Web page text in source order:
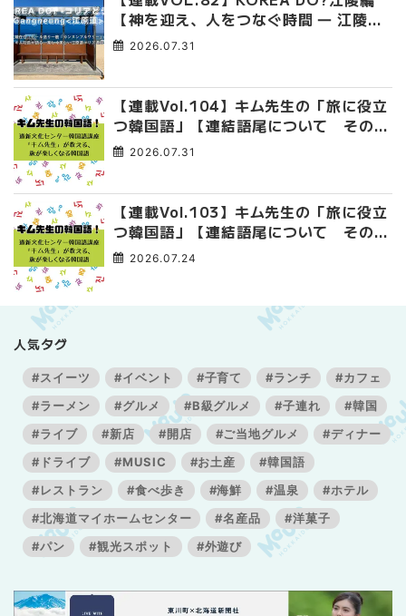
【神を迎え、人をつなぐ時間 ― 江陵端
午祭 】
2026.07.31
【連載Vol.104】キム先生の「旅に役立
つ韓国語」【連結語尾について その
4】2026.07.31
【連載Vol.103】キム先生の「旅に役立
つ韓国語」【連結語尾について その
3】2026.07.24
人気タグ
#スイーツ #イベント #子育て #ランチ
#カフェ
#ラーメン
#グルメ #B級グルメ #子連れ
#韓国
#ライブ
#新店 #開店 #ご当地グルメ
#ディナー
#ドライブ
#MUSIC #お土産
#韓国語
#レストラン
#食べ歩き #海鮮 #温泉
#ホテル
#北海道マイホームセンター
#名産品
#洋菓子
#パン
#観光スポット #外遊び